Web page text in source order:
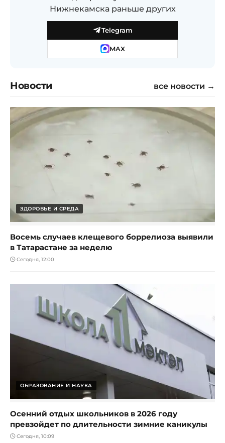
Нижнекамска раньше других
Telegram
MAX
Новости все новости →
ЗДОРОВЬЕ И СРЕДА
Восемь случаев клещевого боррелиоза выявили
в Татарастане за неделю
Сегодня, 12:00
ОБРАЗОВАНИЕ И НАУКА
Осенний отдых школьников в 2026 году
превзойдет по длительности зимние каникулы
Сегодня, 10:09